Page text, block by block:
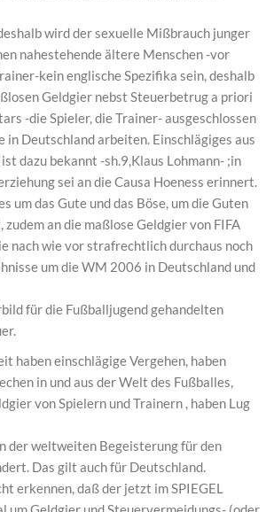
wird der sexuelle Mißbrauch junger
nahestehende ältere Menschen -vor
kein englische Spezifika sein, deshalb
Geldgier nebst Steuerbetrug a priori
-die Spieler, die Trainer- ausgeschlossen
in Deutschland arbeiten. Einschlägiges aus
dazu bekannt -sh.9,Klaus Lohmann- ;in
sei an die Causa Hoeness erinnert.
um das Gute und das Böse, um die Guten
zudem an die maßlose Geldgier von FIFA
nach wie vor strafrechtlich durchaus noch
um die WM 2006 in Deutschland und
für die Fußballjugend gehandelten
haben einschlägige Vergehen, haben
in und aus der Welt des Fußballes,
von Spielern und Trainern , haben Lug
der weltweiten Begeisterung für den
Das gilt auch für Deutschland.
erkennen, daß der jetzt im SPIEGEL